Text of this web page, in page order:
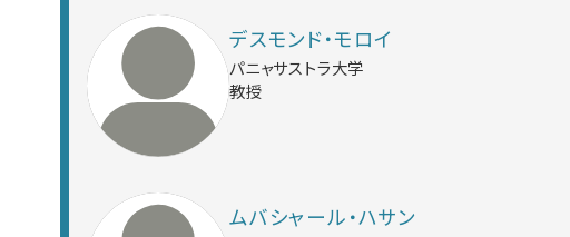
デスモンド・モロイ
パニャサストラ大学
教授
ムバシャール・ハサン